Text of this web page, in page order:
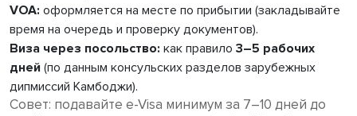
VOA: оформляется на месте по прибытии (закладывайте
время на очередь и проверку документов).
Виза через посольство: как правило 3–5 рабочих
дней (по данным консульских разделов зарубежных
дипмиссий Камбоджи).
Совет: подавайте e-Visa минимум за 7–10 дней до